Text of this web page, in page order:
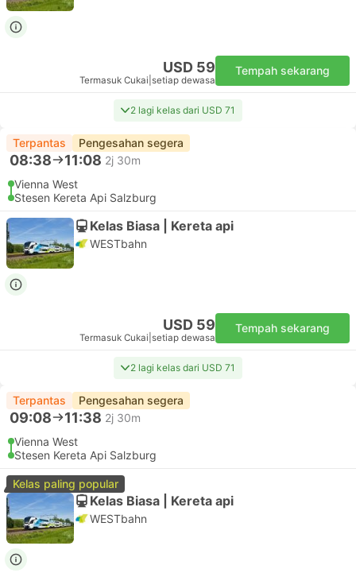
USD 59
Termasuk Cukai setiap dewasa
Tempah sekarang
2 lagi kelas dari USD 71
Terpantas Pengesahan segera
08:38 11:08 2j 30m
Vienna West
Stesen Kereta Api Salzburg
Kelas Biasa | Kereta api
WESTbahn
USD 59
Termasuk Cukai setiap dewasa
Tempah sekarang
2 lagi kelas dari USD 71
Terpantas Pengesahan segera
09:08 11:38 2j 30m
Vienna West
Stesen Kereta Api Salzburg
Kelas paling popular
Kelas Biasa | Kereta api
WESTbahn